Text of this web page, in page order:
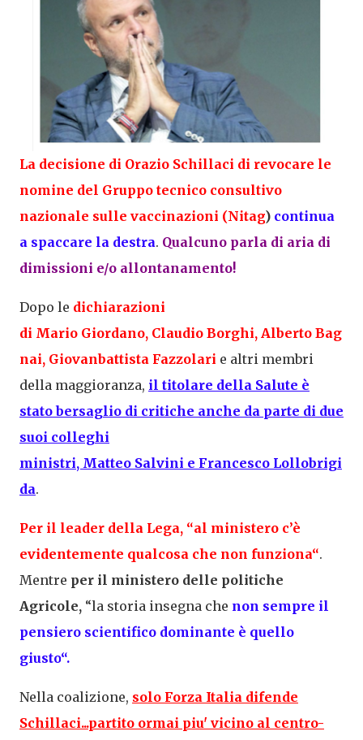
La decisione di Orazio Schillaci di revocare le
nomine del Gruppo tecnico consultivo
nazionale sulle vaccinazioni (Nitag) continua
a spaccare la destra. Qualcuno parla di aria di
dimissioni e/o allontanamento!
Dopo le dichiarazioni
di Mario Giordano, Claudio Borghi, Alberto Bag
nai, Giovanbattista Fazzolari e altri membri
della maggioranza, il titolare della Salute è
stato bersaglio di critiche anche da parte di due
suoi colleghi
ministri, Matteo Salvini e Francesco Lollobrigi
da.
Per il leader della Lega, “al ministero c’è
evidentemente qualcosa che non funziona“.
Mentre per il ministero delle politiche
Agricole, “la storia insegna che non sempre il
pensiero scientifico dominante è quello
giusto“.
Nella coalizione, solo Forza Italia difende
Schillaci...partito ormai piu' vicino al centro-